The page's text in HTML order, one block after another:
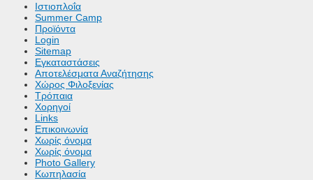
Ιστιοπλοΐα
Summer Camp
Προϊόντα
Login
Sitemap
Εγκαταστάσεις
Αποτελέσματα Αναζήτησης
Χώρος Φιλοξενίας
Τρόπαια
Χορηγοί
Links
Επικοινωνία
Χωρίς όνομα
Χωρίς όνομα
Photo Gallery
Κωπηλασία